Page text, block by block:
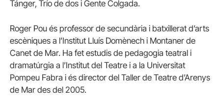
Tánger, Trío de dos i Gente Colgada.
Roger Pou és professor de secundària i batxillerat d’arts
escèniques a l’Institut Lluís Domènech i Montaner de
Canet de Mar. Ha fet estudis de pedagogia teatral i
dramatúrgia a l’Institut del Teatre i a la Universitat
Pompeu Fabra i és director del Taller de Teatre d’Arenys
de Mar des del 2005.